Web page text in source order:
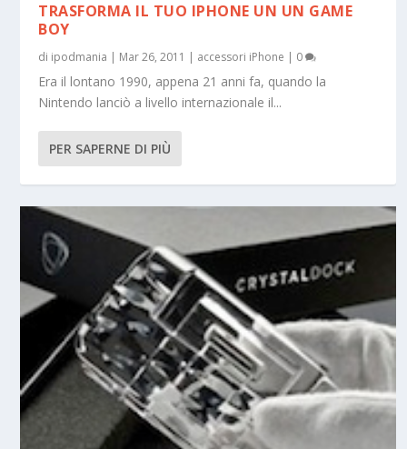
TRASFORMA IL TUO IPHONE UN UN GAME
BOY
di ipodmania | Mar 26, 2011 | accessori iPhone | 0
Era il lontano 1990, appena 21 anni fa, quando la
Nintendo lanciò a livello internazionale il...
PER SAPERNE DI PIÙ